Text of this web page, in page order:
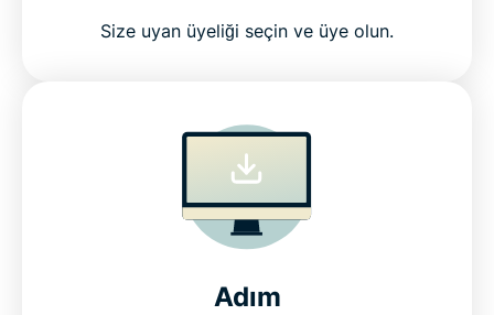
Size uyan üyeliği seçin ve üye olun.
Adım